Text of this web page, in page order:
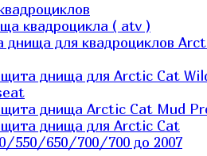
квадроцикла ( atv )
днища для квадроциклов
днища для Arctic Cat
днища Arctic Cat Mud
днища для Arctic Cat
550/650/700/700 до 2007